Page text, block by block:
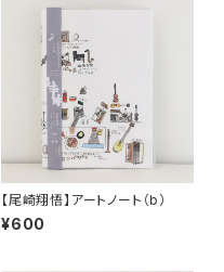
【尾崎翔悟】アートノート（b）
¥600